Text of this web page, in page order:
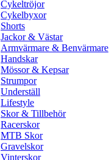
Cykeltröjor
Cykelbyxor
Shorts
Jackor & Västar
Armvärmare & Benvärmare
Handskar
Mössor & Kepsar
Strumpor
Underställ
Lifestyle
Skor & Tillbehör
Racerskor
MTB Skor
Gravelskor
Vinterskor